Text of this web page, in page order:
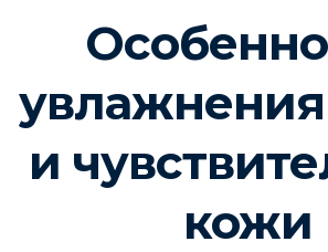
увлажнения
и
кожи